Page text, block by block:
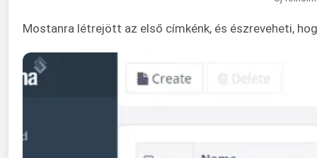
Mostanra létrejött az első címkénk, és észreveheti,